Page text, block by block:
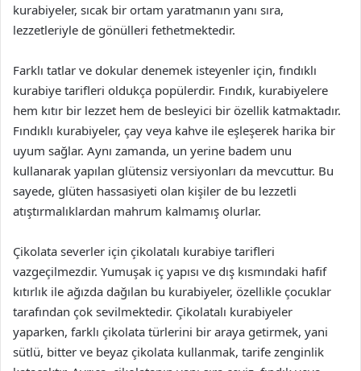
kurabiyeler, sıcak bir ortam yaratmanın yanı sıra,
lezzetleriyle de gönülleri fethetmektedir.
Farklı tatlar ve dokular denemek isteyenler için, fındıklı
kurabiye tarifleri oldukça popülerdir. Fındık, kurabiyelere
hem kıtır bir lezzet hem de besleyici bir özellik katmaktadır.
Fındıklı kurabiyeler, çay veya kahve ile eşleşerek harika bir
uyum sağlar. Aynı zamanda, un yerine badem unu
kullanarak yapılan glütensiz versiyonları da mevcuttur. Bu
sayede, glüten hassasiyeti olan kişiler de bu lezzetli
atıştırmalıklardan mahrum kalmamış olurlar.
Çikolata severler için çikolatalı kurabiye tarifleri
vazgeçilmezdir. Yumuşak iç yapısı ve dış kısmındaki hafif
kıtırlık ile ağızda dağılan bu kurabiyeler, özellikle çocuklar
tarafından çok sevilmektedir. Çikolatalı kurabiyeler
yaparken, farklı çikolata türlerini bir araya getirmek, yani
sütlü, bitter ve beyaz çikolata kullanmak, tarife zenginlik